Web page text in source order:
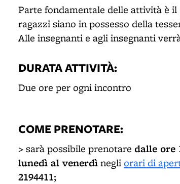
Parte fondamentale delle attività è il
ragazzi siano in possesso della
Alle insegnanti e agli insegnanti
DURATA ATTIVITÀ:
Due ore per ogni incontro
COME PRENOTARE:
> sarà possibile prenotare dalle ore
lunedì al venerdìnegli orari di
2194411;